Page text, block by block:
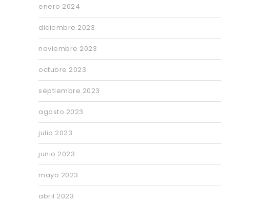
enero 2024
diciembre 2023
noviembre 2023
octubre 2023
septiembre 2023
agosto 2023
julio 2023
junio 2023
mayo 2023
abril 2023